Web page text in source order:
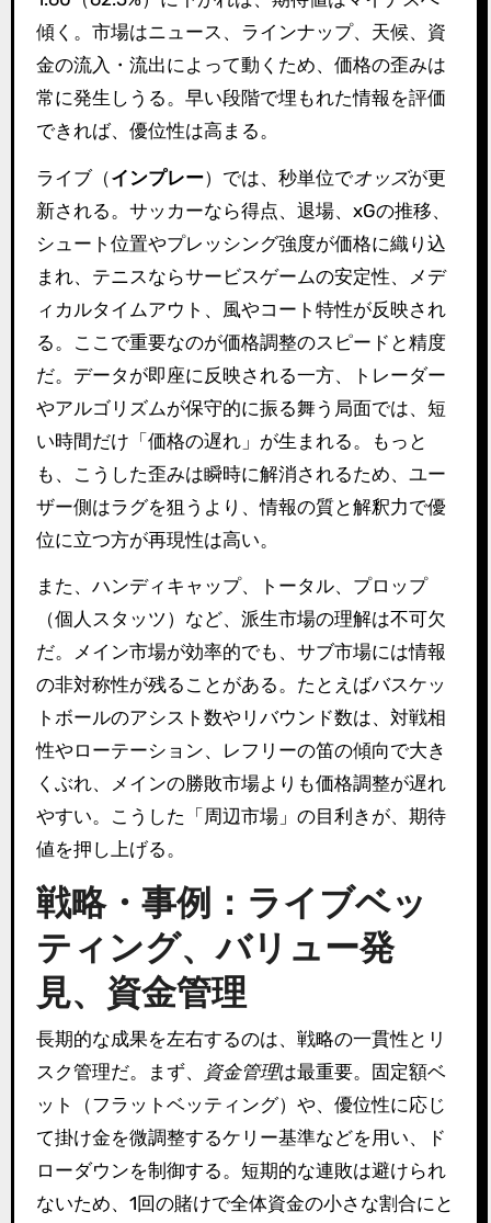
傾く。市場はニュース、ラインナップ、天候、資
金の流入・流出によって動くため、価格の歪みは
常に発生しうる。早い段階で埋もれた情報を評価
できれば、優位性は高まる。
ライブ（インプレー）では、秒単位でオッズが更
新される。サッカーなら得点、退場、xGの推移、
シュート位置やプレッシング強度が価格に織り込
まれ、テニスならサービスゲームの安定性、メデ
ィカルタイムアウト、風やコート特性が反映され
る。ここで重要なのが価格調整のスピードと精度
だ。データが即座に反映される一方、トレーダー
やアルゴリズムが保守的に振る舞う局面では、短
い時間だけ「価格の遅れ」が生まれる。もっと
も、こうした歪みは瞬時に解消されるため、ユー
ザー側はラグを狙うより、情報の質と解釈力で優
位に立つ方が再現性は高い。
また、ハンディキャップ、トータル、プロップ
（個人スタッツ）など、派生市場の理解は不可欠
だ。メイン市場が効率的でも、サブ市場には情報
の非対称性が残ることがある。たとえばバスケッ
トボールのアシスト数やリバウンド数は、対戦相
性やローテーション、レフリーの笛の傾向で大き
くぶれ、メインの勝敗市場よりも価格調整が遅れ
やすい。こうした「周辺市場」の目利きが、期待
値を押し上げる。
戦略・事例：ライブベッ
ティング、バリュー発
見、資金管理
長期的な成果を左右するのは、戦略の一貫性とリ
スク管理だ。まず、
資金管理は最重要。固定額ベ
ット（フラットベッティング）や、優位性に応じ
て掛け金を微調整するケリー基準などを用い、ド
ローダウンを制御する。短期的な連敗は避けられ
ないため、1回の賭けで全体資金の小さな割合にと